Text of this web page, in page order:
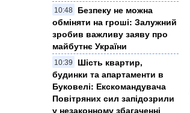
10:48
Безпеку не можна
обміняти на гроші: Залужний
зробив важливу заяву про
майбутнє України
10:39
Шість квартир,
будинки та апартаменти в
Буковелі: Екскомандувача
Повітряних сил запідозрили
у незаконному збагаченні